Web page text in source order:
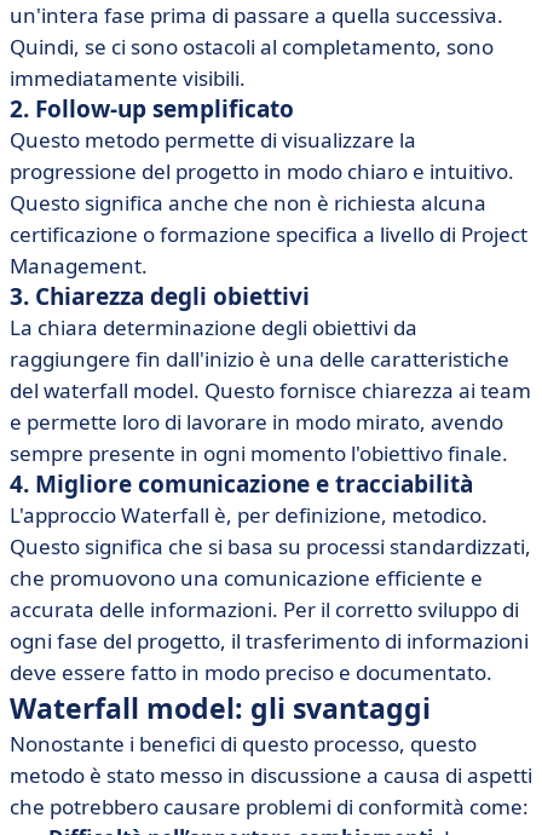
un'intera fase prima di passare a quella successiva.
Quindi, se ci sono ostacoli al completamento, sono
immediatamente visibili.
2. Follow-up semplificato
Questo metodo permette di visualizzare la
progressione del progetto in modo chiaro e intuitivo.
Questo significa anche che non è richiesta alcuna
certificazione o formazione specifica a livello di Project
Management.
3. Chiarezza degli obiettivi
La chiara determinazione degli obiettivi da
raggiungere fin dall'inizio è una delle caratteristiche
del waterfall model. Questo fornisce chiarezza ai team
e permette loro di lavorare in modo mirato, avendo
sempre presente in ogni momento l'obiettivo finale.
4. Migliore comunicazione e tracciabilità
L'approccio Waterfall è, per definizione, metodico.
Questo significa che si basa su processi standardizzati,
che promuovono una comunicazione efficiente e
accurata delle informazioni. Per il corretto sviluppo di
ogni fase del progetto, il trasferimento di informazioni
deve essere fatto in modo preciso e documentato.
Waterfall model: gli svantaggi
Nonostante i benefici di questo processo, questo
metodo è stato messo in discussione a causa di aspetti
che potrebbero causare problemi di conformità come: